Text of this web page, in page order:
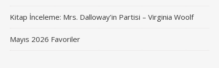
Kitap İnceleme: Mrs. Dalloway’in Partisi – Virginia Woolf
Mayıs 2026 Favoriler